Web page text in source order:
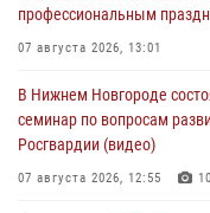
профессиональным
07 августа 2026, 13:01
В Нижнем Новгороде
семинар по вопросам
Росгвардии (видео)
07 августа 2026, 12:55 10